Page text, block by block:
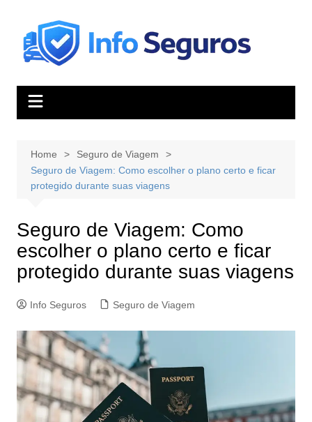
content
Home
Seguro de Viagem
Seguro de Viagem: Como escolher o plano certo e ficar
protegido durante suas viagens
Seguro de Viagem: Como
escolher o plano certo e ficar
protegido durante suas viagens
Info Seguros Seguro de Viagem